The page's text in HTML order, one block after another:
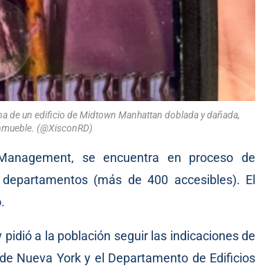
de un edificio de Midtown Manhattan doblada y dañada,
(@XisconRD)
se encuentra en proceso de
(más de 400 accesibles). El
a la población seguir las indicaciones de
Nueva York y el Departamento de Edificios